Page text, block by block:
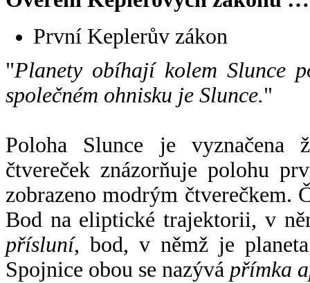
První Keplerův zákon
"Planety obíhají kolem Slunce
společném ohnisku je Slunce."
Poloha Slunce je vyznačena
čtvereček znázorňuje polohu
zobrazeno modrým čtverečkem.
Bod na eliptické trajektorii, v
přísluní, bod, v němž je
Spojnice obou se nazývá přímka